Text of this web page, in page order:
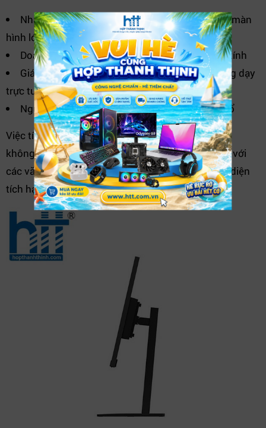
Nhân viên văn phòng, kế toán, hành chính cần màn
hình lớn, rõ nét
Doanh nghiệp trang bị đồng bộ hệ thống máy tính
Giáo viên, học sinh – sinh viên học tập và giảng dạy
trực tuyến
Người dùng làm việc đa nhiệm với nhiều cửa sổ
Việc tích hợp loa sẵn trên màn hình giúp tiết kiệm
không gian, giảm bớt thiết bị ngoại vi, rất phù hợp với
các văn phòng hiện đại hoặc khu vực làm việc có diện
tích hạn chế.